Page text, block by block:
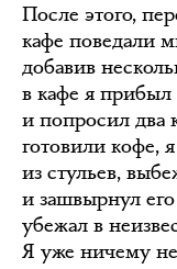
После этого,
кафе поведали
добавив
в кафе я прибыл
и попросил два
готовили кофе,
из стульев,
и зашвырнул
убежал в
Я уже ничему